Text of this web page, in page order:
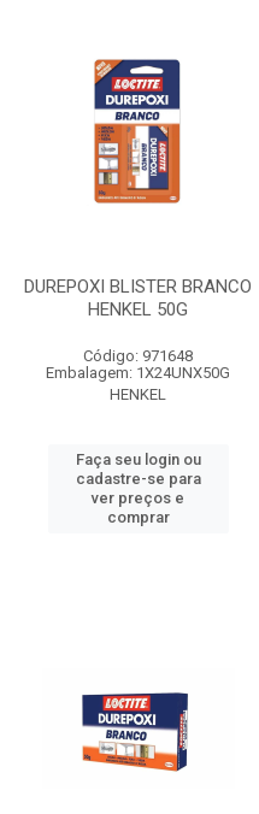
DUREPOXI BLISTER BRANCO
HENKEL 50G
Código: 971648
Embalagem: 1X24UNX50G
HENKEL
Faça seu login ou
cadastre-se para
ver preços e
comprar